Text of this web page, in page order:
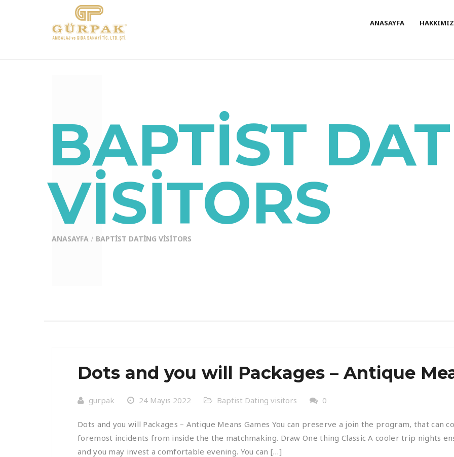
ANASAYFA
BAPTIST
VISITORS
ANASAYFA BAPTIST DATING VISITORS
Dots and you will Packages – Antique
gurpak 24 Mayıs 2022 Baptist Dating visitors 0
Dots and you will Packages – Antique Means Games You can preserve a join the program, that can
foremost incidents from inside the the matchmaking. Draw One thing Classic A cooler trip nights
and you may invest a comfortable evening. You can […]